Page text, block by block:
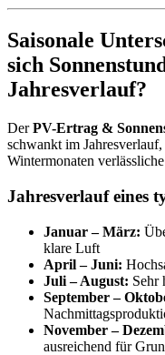
Saisonale
sich
Jahresverlauf?
DerPV-Ertrag &
schwankt im
Wintermonaten
Jahresverlauf eines
Januar – März:
klare Luft
April – Juni:
Juli – August: Sehr
September –
November –
ausreichend für